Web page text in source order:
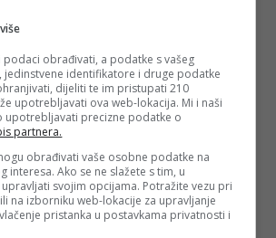
reprezentativac golom donio
KONJIC
EKSKLUZIVNI SNIMAK / Air Tractor u
preletu iznad požarišta kod Konjica:
Pogledajte borbu protiv vatrene
stihije iz zraka!
podaci obrađivati, a podatke s vašeg
jedinstvene identifikatore i druge podatke
dijeliti te im pristupati 210
upotrebljavati ova web-lokacija. Mi i naši
upotrebljavati precizne podatke o
partnera.
obrađivati vaše osobne podatke na
interesa. Ako se ne slažete s tim, u
svojim opcijama. Potražite vezu pri
na izborniku web-lokacije za upravljanje
pristanka u postavkama privatnosti i